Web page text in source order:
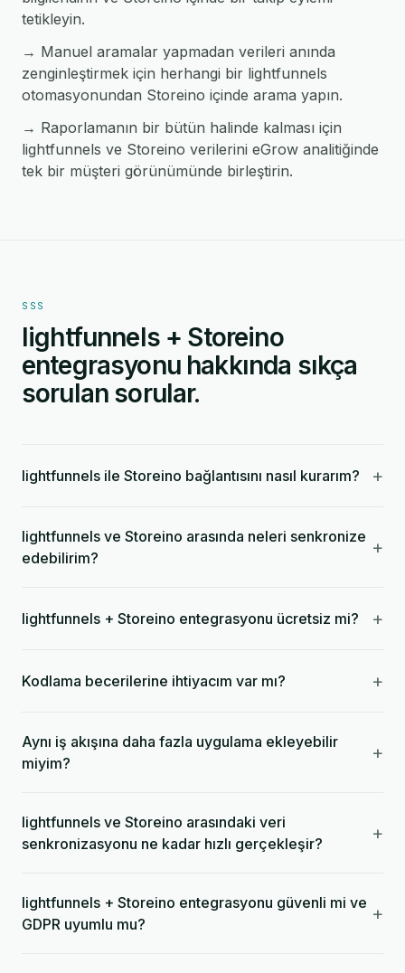
tetikleyin.
→ Manuel aramalar yapmadan verileri anında
zenginleştirmek için herhangi bir lightfunnels
otomasyonundan Storeino içinde arama yapın.
→ Raporlamanın bir bütün halinde kalması için
lightfunnels ve Storeino verilerini eGrow analitiğinde
tek bir müşteri görünümünde birleştirin.
SSS
lightfunnels + Storeino
entegrasyonu hakkında sıkça
sorulan sorular.
lightfunnels ile Storeino bağlantısını nasıl kurarım? +
lightfunnels ve Storeino arasında neleri senkronize
edebilirim?
+
lightfunnels + Storeino entegrasyonu ücretsiz mi? +
Kodlama becerilerine ihtiyacım var mı? +
Aynı iş akışına daha fazla uygulama ekleyebilir
miyim?
+
lightfunnels ve Storeino arasındaki veri
senkronizasyonu ne kadar hızlı gerçekleşir?
+
lightfunnels + Storeino entegrasyonu güvenli mi ve
GDPR uyumlu mu?
+